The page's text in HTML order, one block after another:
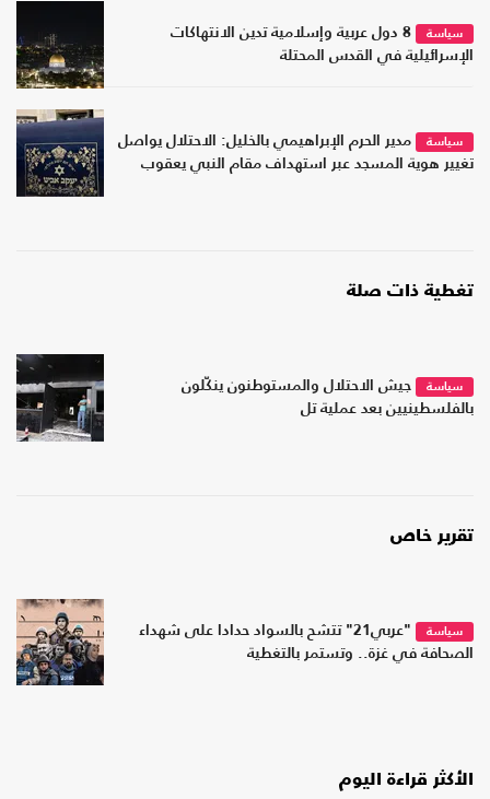
سياسة
8 دول عربية وإسلامية تدين الانتهاكات
الإسرائيلية في القدس المحتلة
سياسة
مدير الحرم الإبراهيمي بالخليل: الاحتلال يواصل
تغيير هوية المسجد عبر استهداف مقام النبي يعقوب
تغطية ذات صلة
سياسة
جيش الاحتلال والمستوطنون ينكّلون
بالفلسطينيين بعد عملية تل
تقرير خاص
سياسة
"عربي21" تتشح بالسواد حدادا على شهداء
الصحافة في غزة.. وتستمر بالتغطية
الأكثر قراءة اليوم